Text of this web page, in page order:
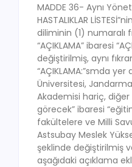
MADDE 36- Aynı
HASTALIKLAR
diliminin (1) numaralı
“AÇIKLAMA” ibaresi
değiştirilmiş, aynı
“AÇIKLAMA:”smda
Üniversitesi,
Akademisi hariç,
görecek” ibaresi
fakültelere ve Milli
Astsubay Meslek
şeklinde değiştirilmiş
aşağıdaki açıklama